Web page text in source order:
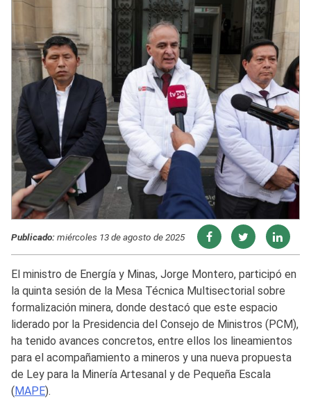
Publicado:miércoles 13 de agosto de 2025
El ministro de Energía y Minas, Jorge Montero, participó en
la quinta sesión de la Mesa Técnica Multisectorial sobre
formalización minera, donde destacó que este espacio
liderado por la Presidencia del Consejo de Ministros (PCM),
ha tenido avances concretos, entre ellos los lineamientos
para el acompañamiento a mineros y una nueva propuesta
de Ley para la Minería Artesanal y de Pequeña Escala
(MAPE).